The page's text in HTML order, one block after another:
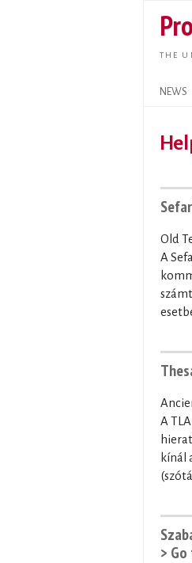
THE
NEWS
Search
Old
A
A
kínál
>